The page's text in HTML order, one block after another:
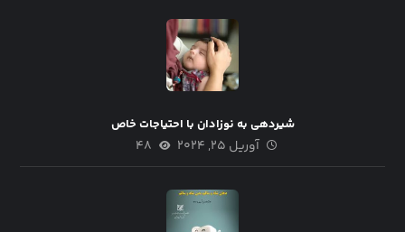
شیردهی به نوزادان با احتیاجات خاص
آوریل ۲۵, ۲۰۲۴ ۴۸